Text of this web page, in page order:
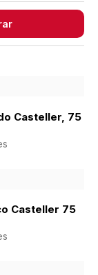
Casteller, 75
Casteller 75